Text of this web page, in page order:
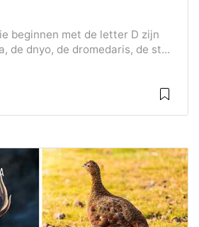
beginnen met de letter D zijn
de dnyo, de dromedaris, de st...